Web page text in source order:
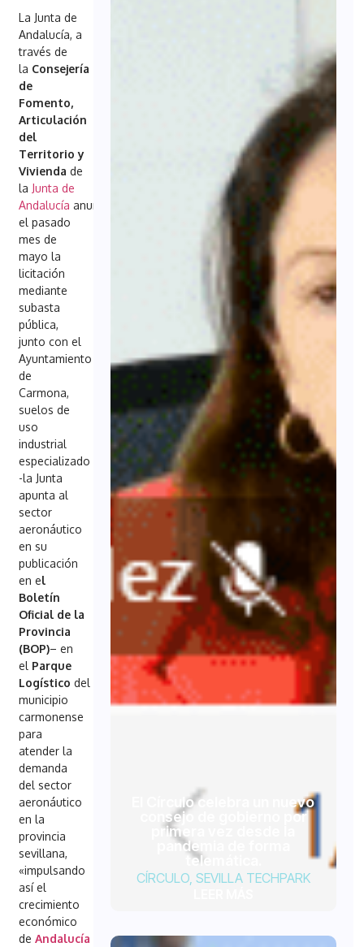
La Junta de
Andalucía, a
través de
la Consejería
de
Fomento,
Articulación
del
Territorio y
Vivienda de
la Junta de
Andalucía anunció
el pasado
mes de
mayo la
licitación
mediante
subasta
pública,
junto con el
Ayuntamiento
de
Carmona,
suelos de
uso
industrial
especializado
-la Junta
apunta al
sector
aeronáutico
en su
publicación
en el
Boletín
Oficial de la
Provincia
(BOP)– en
el Parque
Logístico del
municipio
carmonense
para
atender la
demanda
del sector
aeronáutico
en la
provincia
sevillana,
«impulsando
así el
crecimiento
económico
de Andalucía
El Círculo celebra un nuevo
consejo de gobierno por
primera vez desde la
pandemia de forma
telemática.
CÍRCULO, SEVILLA TECHPARK